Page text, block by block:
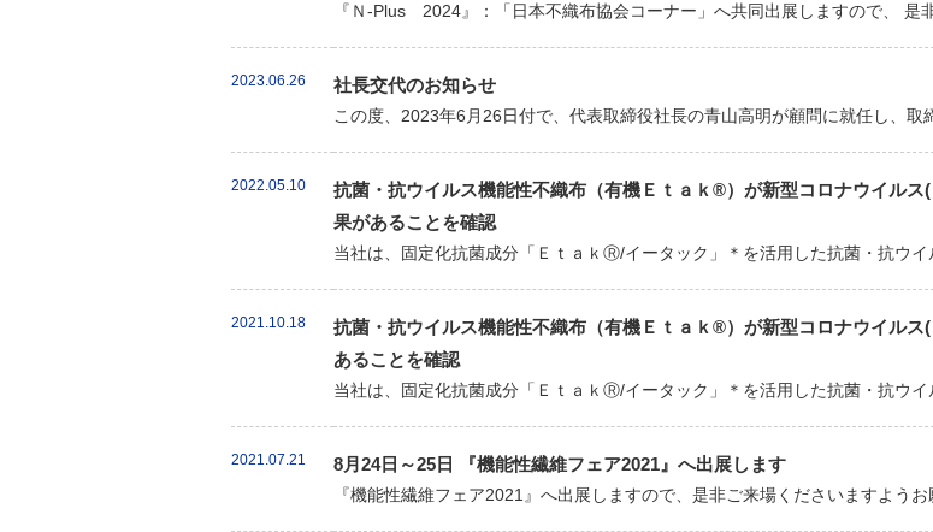
『Ｎ-Plus 2024』：「日本不織布協会コーナー」へ共同出展しますので、 是
2023.06.26 社長交代のお知らせ
この度、2023年6月26日付で、代表取締役社長の青山高明が顧問に就任し、取
2022.05.10
抗菌・抗ウイルス機能性不織布（有機Ｅｔａｋ®）が新型コロナウイル
果があることを確認
当社は、固定化抗菌成分「ＥｔａｋⓇ/イータック」＊を活用した抗菌・抗ウイ
2021.10.18
抗菌・抗ウイルス機能性不織布（有機Ｅｔａｋ®）が新型コロナウイル
あることを確認
当社は、固定化抗菌成分「ＥｔａｋⓇ/イータック」＊を活用した抗菌・抗ウイ
2021.07.21 8月24日～25日 『機能性繊維フェア2021』へ出展します
『機能性繊維フェア2021』へ出展しますので、是非ご来場くださいますよ